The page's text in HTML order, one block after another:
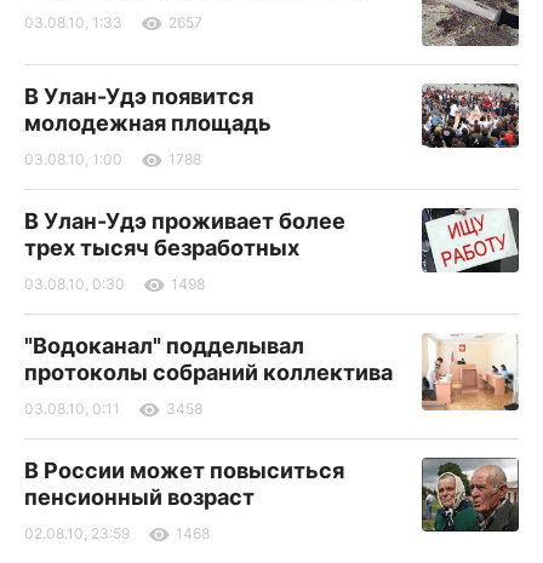
03.08.10, 1:33 2657
В Улан-Удэ появится
молодежная площадь
03.08.10, 1:00 1788
В Улан-Удэ проживает более
трех тысяч безработных
03.08.10, 0:30 1498
"Водоканал" подделывал
протоколы собраний коллектива
03.08.10, 0:11 3458
В России может повыситься
пенсионный возраст
02.08.10, 23:59 1468